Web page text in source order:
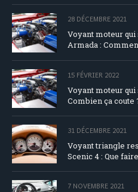
28 DÉCEMBRE 2021
Voyant moteur qui
Armada :
15 FÉVRIER 2022
Voyant moteur qui
Combien ça coute
31 DÉCEMBRE 2021
Voyant triangle
Scenic 4 : Que
7 NOVEMBRE 2021